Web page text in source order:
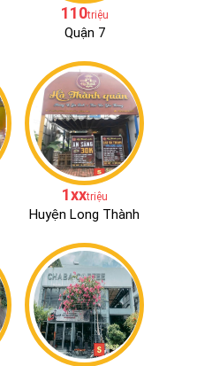
110triệu
Quận 7
1xxtriệu
Huyện Long Thành